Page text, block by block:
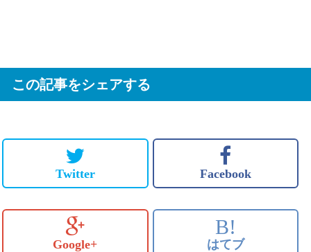
この記事をシェアする
Twitter Facebook
Google+
B!
はてブ